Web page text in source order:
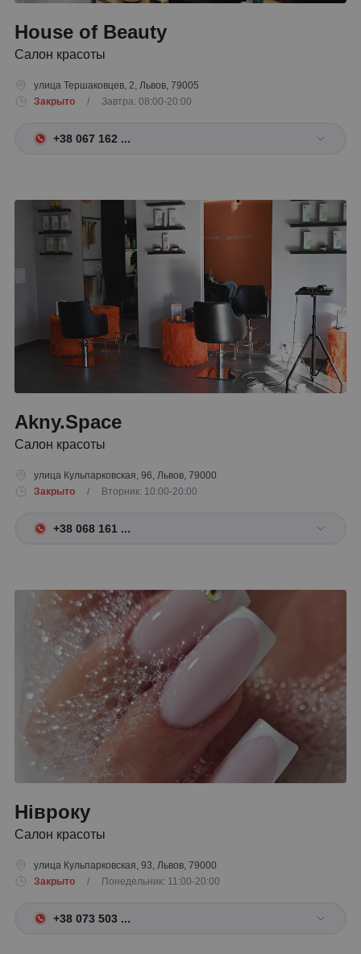
House of Beauty
Салон красоты
улица Тершаковцев, 2, Львов, 79005
Закрыто
/ Завтра: 08:00-20:00
+38 067 162 ...
Akny.Space
Салон красоты
улица Кульпарковская, 96, Львов, 79000
Закрыто
/ Вторник: 10:00-20:00
+38 068 161 ...
Нівроку
Салон красоты
улица Кульпарковская, 93, Львов, 79000
Закрыто
/ Понедельник: 11:00-20:00
+38 073 503 ...